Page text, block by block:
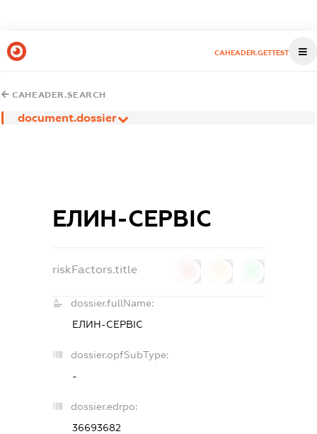
CAHEADER.GETTEST
CAHEADER.SEARCH
document.dossier
ЕЛИН-СЕРВІС
riskFactors.title
dossier.fullName:
ЕЛИН-СЕРВІС
dossier.opfSubType:
-
dossier.edrpo:
36693682